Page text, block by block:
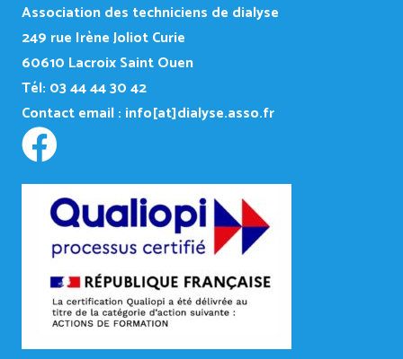
Association des techniciens de dialyse
249 rue Irène Joliot Curie
60610 Lacroix Saint Ouen
Tél: 03 44 44 30 42
Contact email : info[at]dialyse.asso.fr